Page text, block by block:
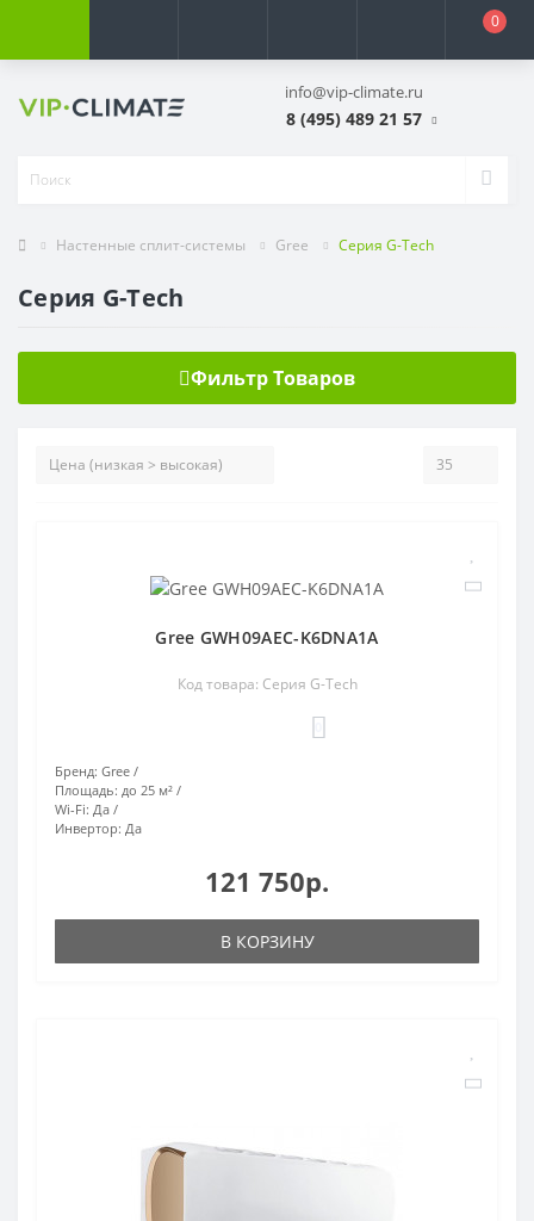
0
info@vip-climate.ru
8 (495) 489 21 57
Настенные сплит-системы Gree Серия G-Tech
Серия G-Tech
Фильтр Товаров
Gree GWH09AEC-K6DNA1A
Код товара: Серия G-Tech
Бренд: Gree
Площадь: до 25 м²
Wi-Fi: Да
Инвертор: Да
121 750р.
В КОРЗИНУ